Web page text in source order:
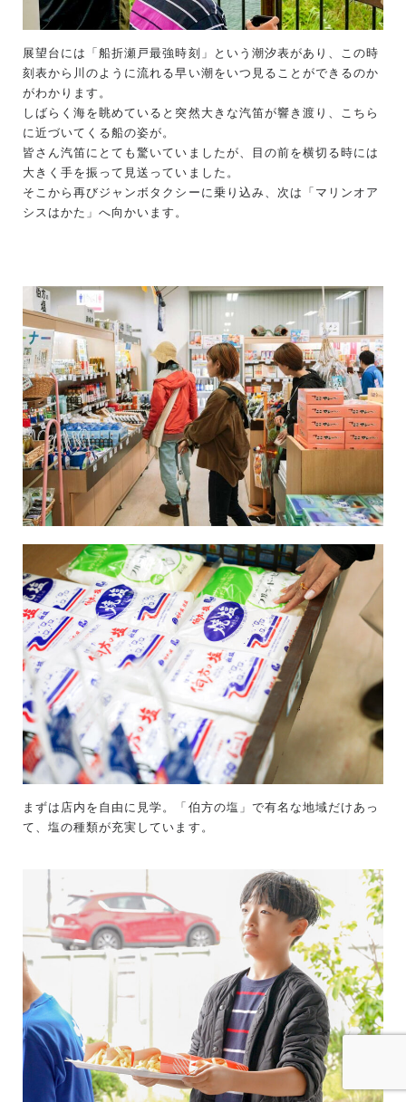
展望台には「船折瀬戸最強時刻」という潮汐表があり、この時
刻表から川のように流れる早い潮をいつ見ることができるのか
がわかります。
しばらく海を眺めていると突然大きな汽笛が響き渡り、こちら
に近づいてくる船の姿が。
皆さん汽笛にとても驚いていましたが、目の前を横切る時には
大きく手を振って見送っていました。
そこから再びジャンボタクシーに乗り込み、次は「マリンオア
シスはかた」へ向かいます。
まずは店内を自由に見学。「伯方の塩」で有名な地域だけあっ
て、塩の種類が充実しています。